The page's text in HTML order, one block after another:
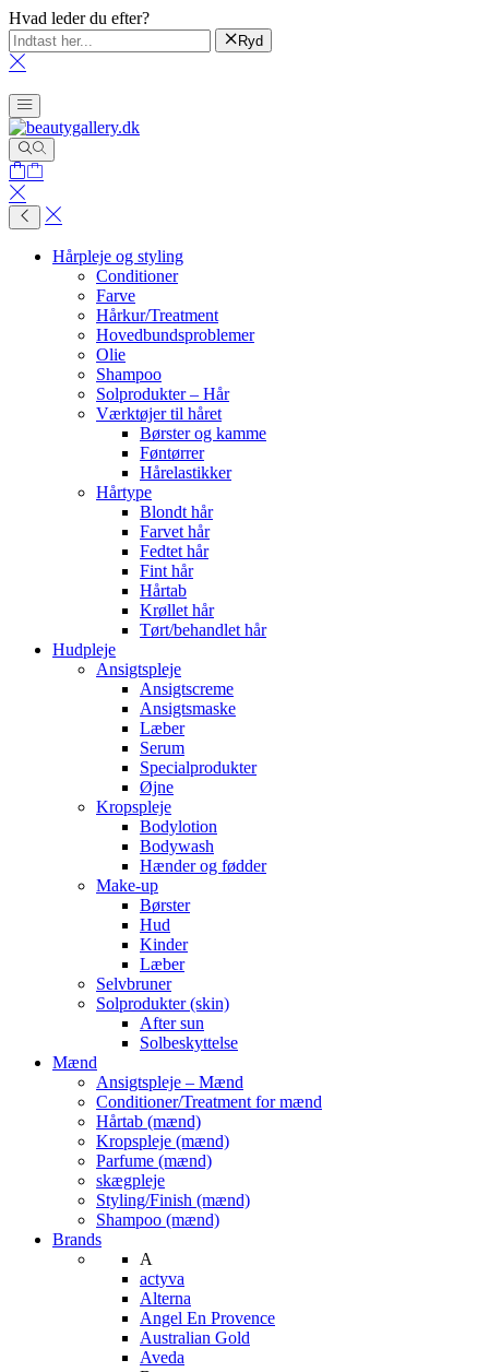
Hvad leder du efter?
Ryd
Hårpleje og styling
Conditioner
Farve
Hårkur/Treatment
Hovedbundsproblemer
Olie
Shampoo
Solprodukter – Hår
Værktøjer til håret
Børster og kamme
Føntørrer
Hårelastikker
Hårtype
Blondt hår
Farvet hår
Fedtet hår
Fint hår
Hårtab
Krøllet hår
Tørt/behandlet hår
Hudpleje
Ansigtspleje
Ansigtscreme
Ansigtsmaske
Læber
Serum
Specialprodukter
Øjne
Kropspleje
Bodylotion
Bodywash
Hænder og fødder
Make-up
Børster
Hud
Kinder
Læber
Selvbruner
Solprodukter (skin)
After sun
Solbeskyttelse
Mænd
Ansigtspleje – Mænd
Conditioner/Treatment for mænd
Hårtab (mænd)
Kropspleje (mænd)
Parfume (mænd)
skægpleje
Styling/Finish (mænd)
Shampoo (mænd)
Brands
A
actyva
Alterna
Angel En Provence
Australian Gold
Aveda